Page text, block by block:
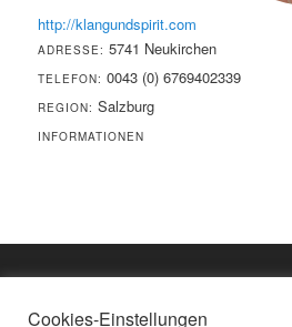
http://klangundspirit.com
ADRESSE:5741 Neukirchen
TELEFON:0043 (0) 6769402339
REGION:Salzburg
INFORMATIONEN
Cookies-Einstellungen